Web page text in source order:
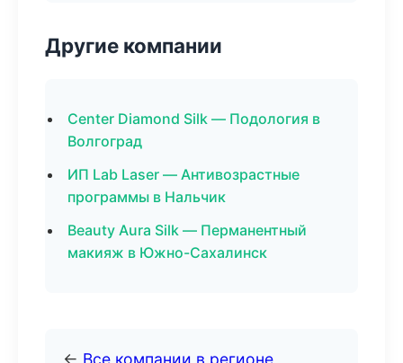
Другие компании
Center Diamond Silk — Подология в
Волгоград
ИП Lab Laser — Антивозрастные
программы в Нальчик
Beauty Aura Silk — Перманентный
макияж в Южно-Сахалинск
← Все компании в регионе